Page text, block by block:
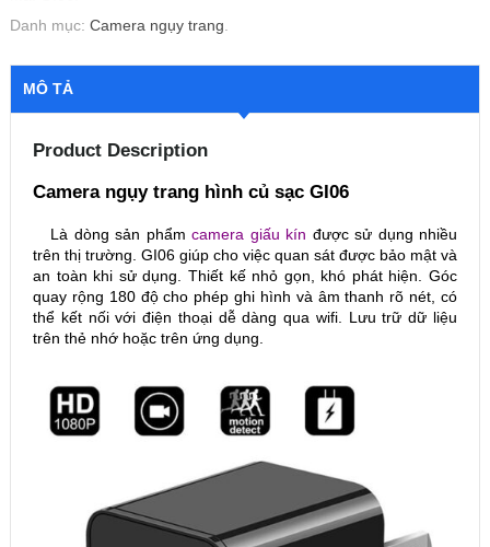
Danh mục: Camera ngụy trang
MÔ TẢ
Product Description
Camera ngụy trang hình củ sạc GI06
Là dòng sản phẩmcamera giấu kín được sử dụng nhiều
trên thị trường. GI06 giúp cho việc quan sát được bảo mật và
an toàn khi sử dụng. Thiết kế nhỏ gọn, khó phát hiện. Góc
quay rộng 180 độ cho phép ghi hình và âm thanh rõ nét, có
thể kết nối với điện thoại dễ dàng qua wifi. Lưu trữ dữ liệu
trên thẻ nhớ hoặc trên ứng dụng.